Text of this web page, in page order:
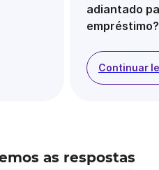
adiantado
empréstimo?
Continuar
as respostas